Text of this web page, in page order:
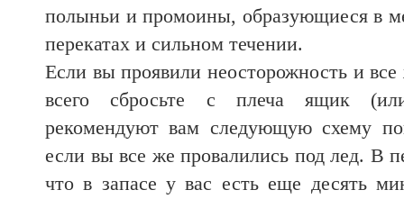
полыньи и промоины, образующиеся в
перекатах и сильном течении.
Если вы проявили неосторожность и
всего сбросьте с плеча ящик
рекомендуют вам следующую схему
если вы все же провалились под лед. В
что в запасе у вас есть еще десять